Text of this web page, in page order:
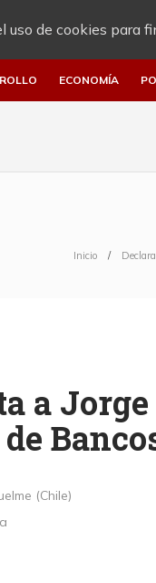
de cookies para
ECONOMÍA
Inicio
a
(Chile)